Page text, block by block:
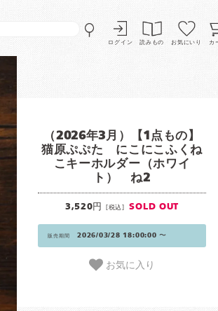
ログイン 読みもの お気にいり カ
（2026年3月）【1点もの】
猫原ぷぷた にこにこふくね
こキーホルダー（ホワイ
ト） ね2
3,520円 [税込] SOLD OUT
販売期間 2026/03/28 18:00:00 〜
お気に入り